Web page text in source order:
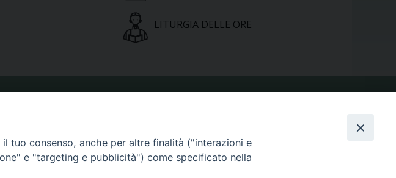
LITURGIA DELLE ORE
PHOTOGALLERY
tuo consenso, anche per altre finalità ("interazioni e
e "targeting e pubblicità") come specificato nella